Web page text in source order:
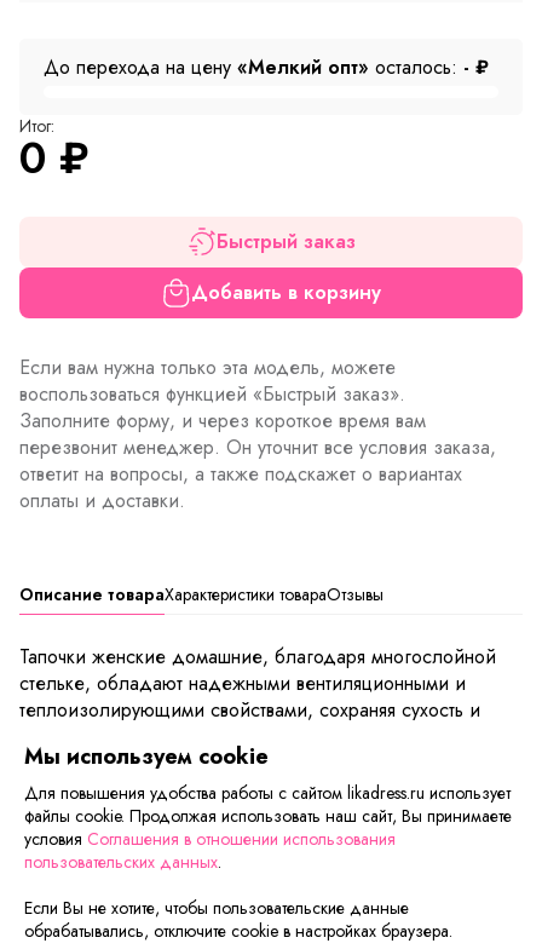
До перехода на цену «Мелкий опт» осталось: - ₽
Итог:
0 ₽
Быстрый заказ
Добавить в корзину
Если вам нужна только эта модель, можете
воспользоваться функцией «Быстрый заказ».
Заполните форму, и через короткое время вам
перезвонит менеджер. Он уточнит все условия заказа,
ответит на вопросы, а также подскажет о вариантах
оплаты и доставки.
Описание товараХарактеристики товараОтзывы
Тапочки женские домашние, благодаря многослойной
стельке, обладают надежными вентиляционными и
теплоизолирующими свойствами, сохраняя сухость и
экологического материала ЭВА, отлично амортизируется
при ходьбе, вследствие чего ноги меньше устают.
Именно поэтому являются неотъемлемой частью
женского гардероба. Обувь на каждый день
Сейчас на сайте смотрят
Мы используем cookie
Для повышения удобства работы с сайтом likadress.ru использует
файлы cookie. Продолжая использовать наш сайт, Вы принимаете
условия Соглашения в отношении использования
пользовательских данных.
Если Вы не хотите, чтобы пользовательские данные
обрабатывались, отключите cookie в настройках браузера.